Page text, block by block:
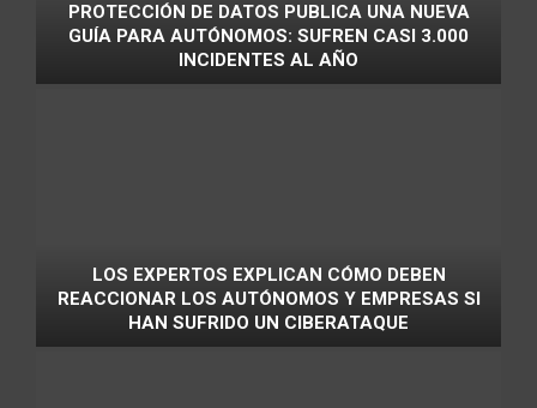
PROTECCIÓN DE DATOS PUBLICA UNA NUEVA
GUÍA PARA AUTÓNOMOS: SUFREN CASI 3.000
INCIDENTES AL AÑO
LOS EXPERTOS EXPLICAN CÓMO DEBEN
REACCIONAR LOS AUTÓNOMOS Y EMPRESAS SI
HAN SUFRIDO UN CIBERATAQUE